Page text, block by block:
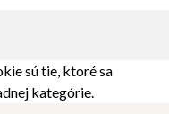
sú tie, ktoré sa
kategórie.